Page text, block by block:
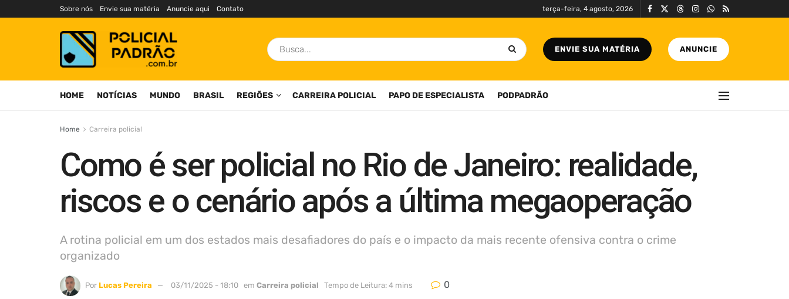
Sobre nós Envie sua matéria Anuncie aqui Contato terça-feira, 4 agosto, 2026
ENVIE SUA MATÉRIA ANUNCIE
HOME NOTÍCIAS MUNDO BRASIL REGIÕES CARREIRA POLICIAL PAPO DE ESPECIALISTA PODPADRÃO
Home Carreira policial
Como é ser policial no Rio de Janeiro: realidade,
riscos e o cenário após a última megaoperação
A rotina policial em um dos estados mais desafiadores do país e o impacto da mais recente ofensiva contra o crime
organizado
Por Lucas Pereira 03/11/2025 - 18:10 em Carreira policial Tempo de Leitura: 4 mins 0